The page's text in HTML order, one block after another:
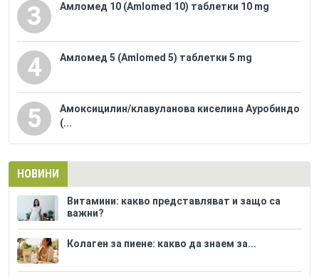
3 Амломед 10 (Amlomed 10) таблетки 10 mg
4 Амломед 5 (Amlomed 5) таблетки 5 mg
5
Амоксицилин/клавуланова киселина Ауробиндо
(...
НОВИНИ
Витамини: какво представляват и защо са
важни?
Колаген за пиене: какво да знаем за...